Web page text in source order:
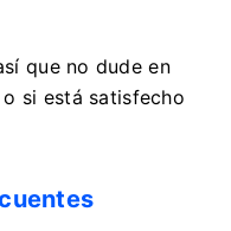
que no dude en
si está satisfecho